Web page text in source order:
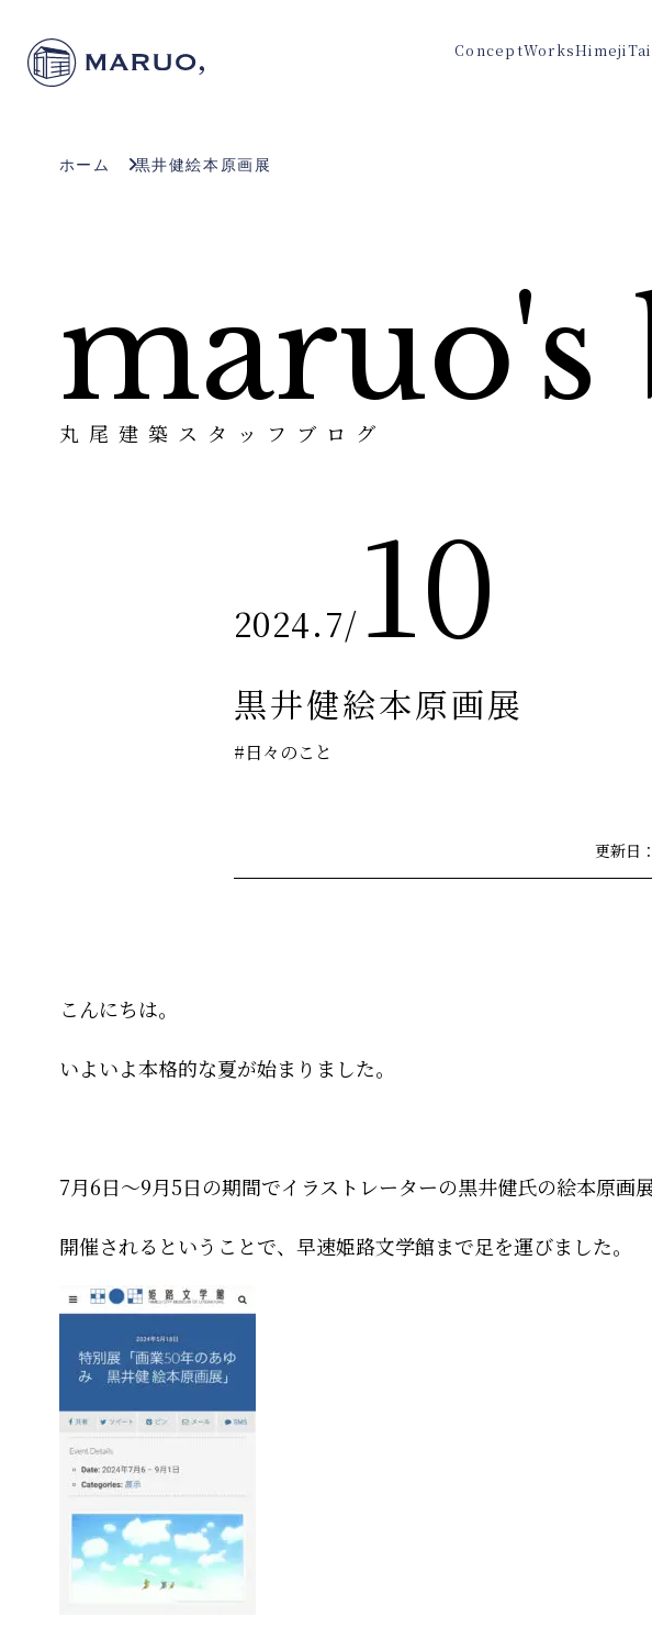
ConceptWorksHimeji
ホーム 黒井健絵本原画展
maruo's
丸尾建築スタッフブログ
2024.7/ 10
黒井健絵本原画展
#日々のこと
更新日
こんにちは。
いよいよ本格的な夏が始まりました。
7月6日～9月5日の期間でイラストレーターの黒井健氏の絵本原画
開催されるということで、早速姫路文学館まで足を運びました。